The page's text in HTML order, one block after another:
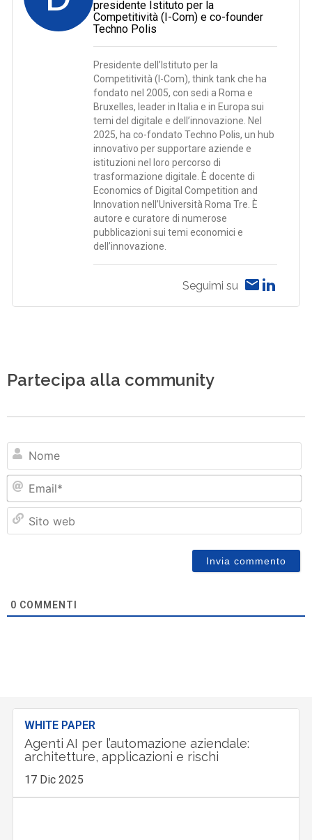
presidente Istituto per la
Competitività (I-Com) e co-founder
Techno Polis
Presidente dell’Istituto per la
Competitività (I-Com), think tank che ha
fondato nel 2005, con sedi a Roma e
Bruxelles, leader in Italia e in Europa sui
temi del digitale e dell’innovazione. Nel
2025, ha co-fondato Techno Polis, un hub
innovativo per supportare aziende e
istituzioni nel loro percorso di
trasformazione digitale. È docente di
Economics of Digital Competition and
Innovation nell’Università Roma Tre. È
autore e curatore di numerose
pubblicazioni sui temi economici e
dell’innovazione.
Seguimi su
Partecipa alla community
0 COMMENTI
WHITE PAPER
Agenti AI per l’automazione aziendale:
architetture, applicazioni e rischi
17 Dic 2025